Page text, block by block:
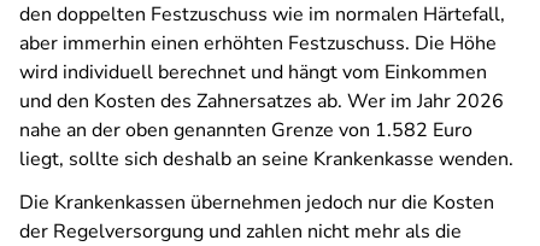
den doppelten Festzuschuss wie im normalen Härtefall,
aber immerhin einen erhöhten Festzuschuss. Die Höhe
wird individuell berechnet und hängt vom Einkommen
und den Kosten des Zahnersatzes ab. Wer im Jahr 2026
nahe an der oben genannten Grenze von 1.582 Euro
liegt, sollte sich deshalb an seine Krankenkasse wenden.
Die Krankenkassen übernehmen jedoch nur die Kosten
der Regelversorgung und zahlen nicht mehr als die